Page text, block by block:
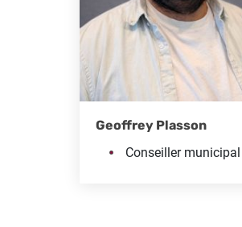
Geoffrey Plasson
Conseiller municipal